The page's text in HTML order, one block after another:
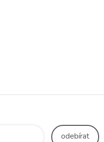
odebírat